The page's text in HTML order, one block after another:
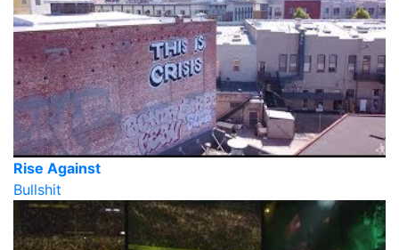
Rise Against
Bullshit